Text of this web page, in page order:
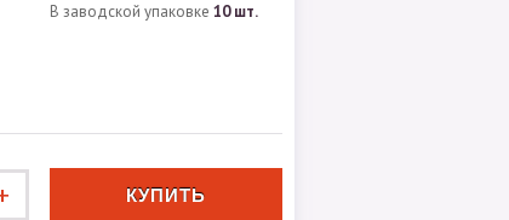
В заводской упаковке10 шт.